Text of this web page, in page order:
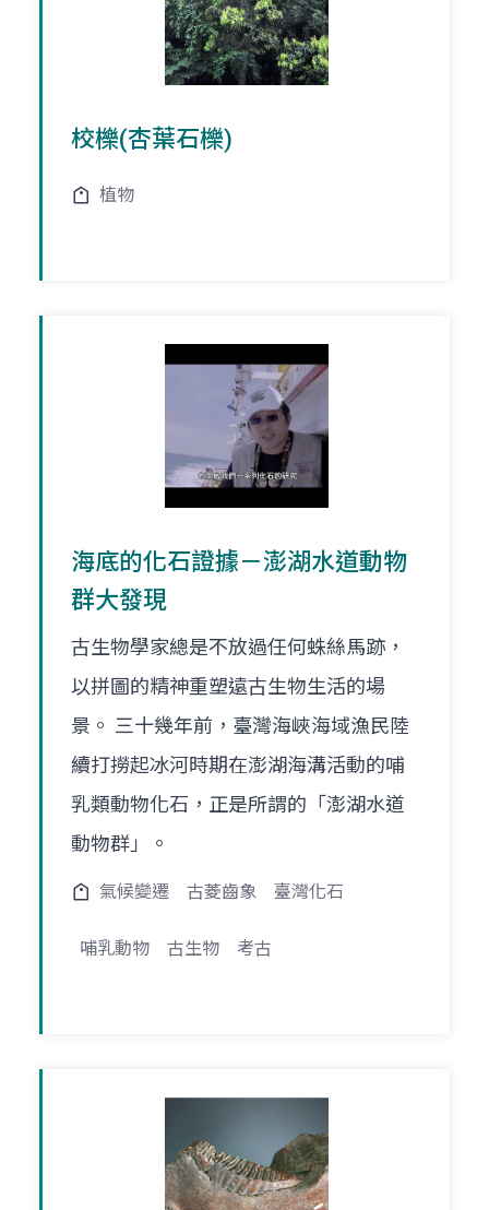
校櫟(杏葉石櫟)
植物
海底的化石證據－澎湖水道動物
群大發現
古生物學家總是不放過任何蛛絲馬跡，
以拼圖的精神重塑遠古生物生活的場
景。 三十幾年前，臺灣海峽海域漁民陸
續打撈起冰河時期在澎湖海溝活動的哺
乳類動物化石，正是所謂的「澎湖水道
動物群」。
氣候變遷 古菱齒象 臺灣化石
哺乳動物 古生物 考古